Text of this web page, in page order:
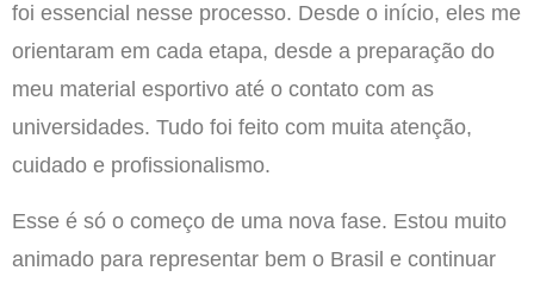
foi essencial nesse processo. Desde o início, eles me
orientaram em cada etapa, desde a preparação do
meu material esportivo até o contato com as
universidades. Tudo foi feito com muita atenção,
cuidado e profissionalismo.
Esse é só o começo de uma nova fase. Estou muito
animado para representar bem o Brasil e continuar